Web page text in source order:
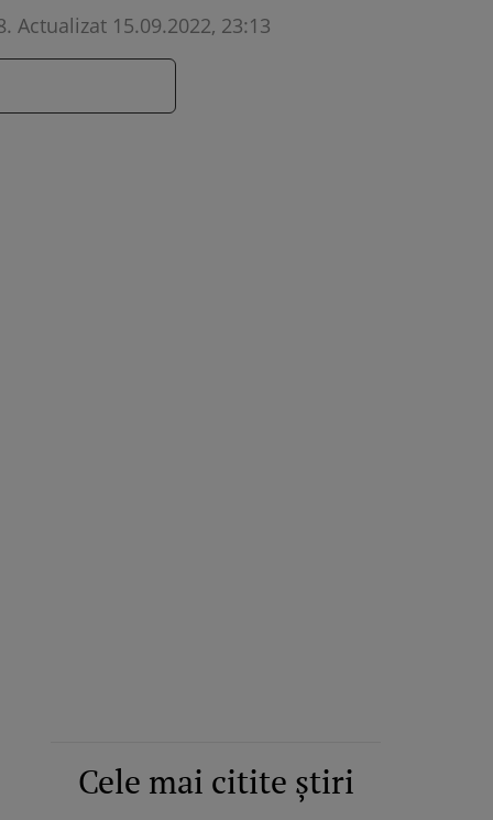
. Actualizat 15.09.2022, 23:13
Cele mai citite știri